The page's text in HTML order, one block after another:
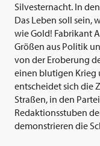
Silvesternacht. In
Das Leben soll sein,
wie Gold! Fabrikant
Größen aus Politik
von der Eroberung
einen blutigen Krieg
entscheidet sich die
Straßen, in den
Redaktionsstuben
demonstrieren die
Macht und sagen